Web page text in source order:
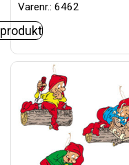
Varenr.: 6462